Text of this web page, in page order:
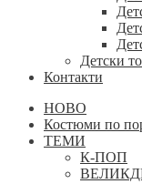
Детски
Контакти
НОВО
Костюми по
ТЕМИ
К-ПОП